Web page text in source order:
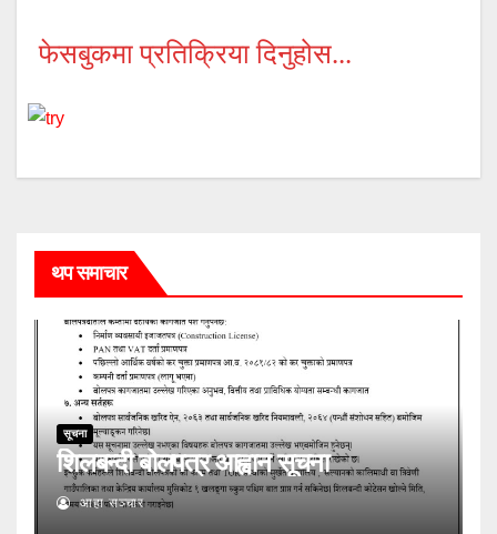
फेसबुकमा प्रतिक्रिया दिनुहोस...
थप समाचार
सूचना
शिलबन्दी बोलपत्र आह्वान सूचना
आहा सञ्चार